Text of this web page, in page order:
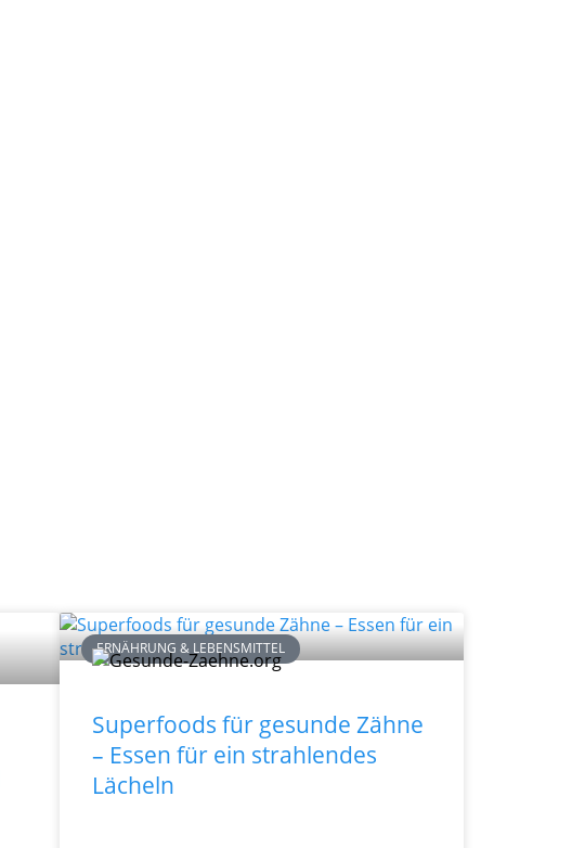
ERNÄHRUNG & LEBENSMITTEL
Superfoods für gesunde Zähne
– Essen für ein strahlendes
Lächeln